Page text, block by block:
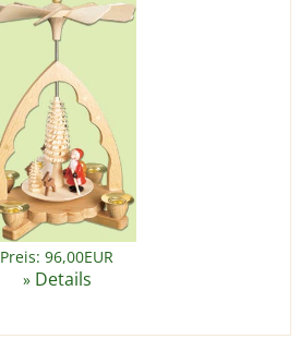
Preis: 96,00EUR
» Details